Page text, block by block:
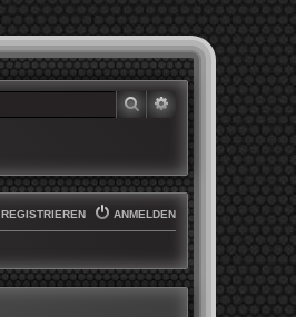
SUCHE
ANMELDEN
REGISTRIEREN